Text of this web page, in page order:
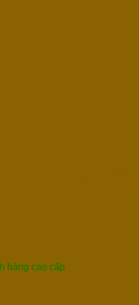
hãng cao cấp